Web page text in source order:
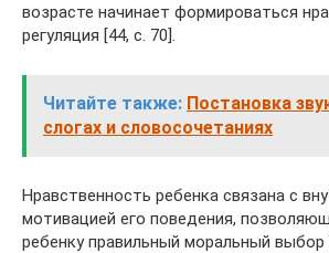
возрасте начинает формироваться
регуляция [44, с. 70].
Читайте также: Постановка
слогах и словосочетаниях
Нравственность ребенка связана с
мотивацией его поведения,
ребенку правильный моральный